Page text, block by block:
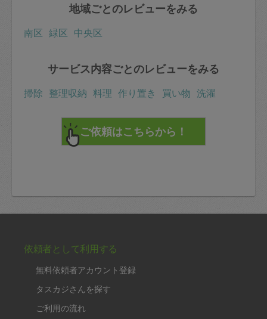
地域ごとのレビューをみる
南区 緑区 中央区
サービス内容ごとのレビューをみる
掃除 整理収納 料理 作り置き 買い物 洗濯
依頼者として利用する
無料依頼者アカウント登録
タスカジさんを探す
ご利用の流れ